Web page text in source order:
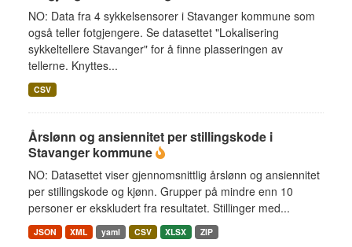
NO: Data fra 4 sykkelsensorer i Stavanger kommune som
også teller fotgjengere. Se datasettet "Lokalisering
sykkeltellere Stavanger" for å finne plasseringen av
tellerne. Knyttes...
CSV
Årslønn og ansiennitet per stillingskode i
Stavanger kommune
NO: Datasettet viser gjennomsnittlig årslønn og ansiennitet
per stillingskode og kjønn. Grupper på mindre enn 10
personer er ekskludert fra resultatet. Stillinger med...
JSON XML yaml CSV XLSX ZIP